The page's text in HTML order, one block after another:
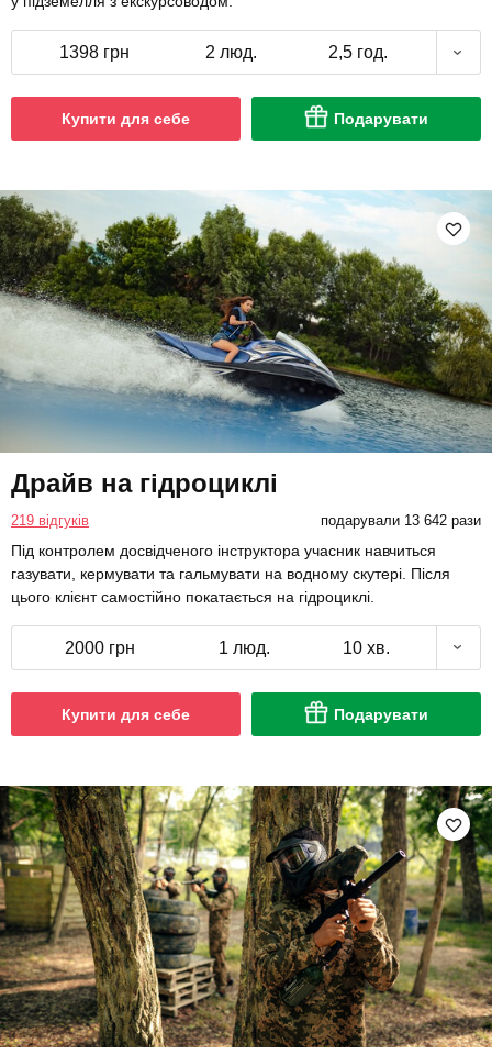
1398 грн 2 люд. 2,5 год.
Купити для себе Подарувати
Драйв на гідроциклі
219 відгуків подарували 13 642 рази
Під контролем досвідченого інструктора учасник навчиться
газувати, кермувати та гальмувати на водному скутері. Після
цього клієнт самостійно покатається на гідроциклі.
2000 грн 1 люд. 10 хв.
Купити для себе Подарувати